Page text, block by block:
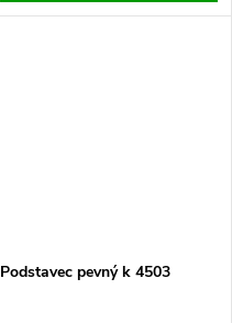
Podstavec pevný k 4503